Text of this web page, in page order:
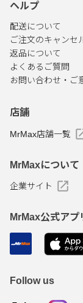
ヘルプ
配送について
ご注文のキャンセ
返品について
よくあるご質問
お問い合わせ・ご
店舗
MrMax店舗一覧
MrMaxについて
企業サイト
MrMax公式アプ
Follow us